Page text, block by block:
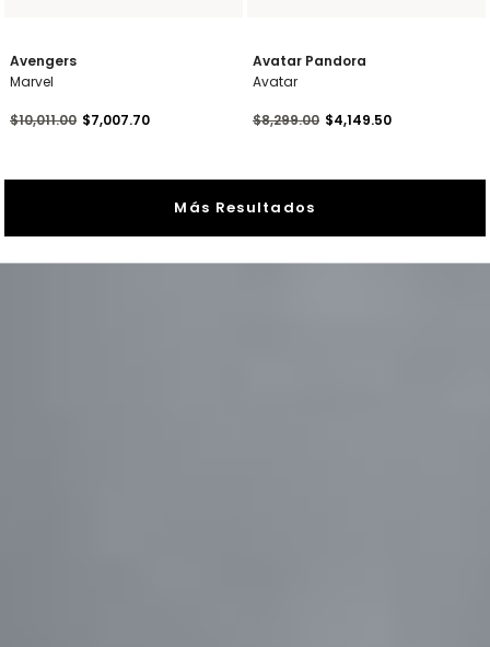
Avengers
Marvel
Precio reducido de
$10,011.00a$7,007.70
Avatar Pandora
Avatar
Precio reducido de
$8,299.00a$4,149.50
Más Resultados